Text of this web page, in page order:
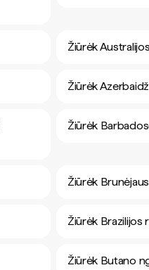
Žiūrėk
Žiūrėk
Žiūrėk
Žiūrėk
Žiūrėk Brazilijos
Žiūrėk Butano